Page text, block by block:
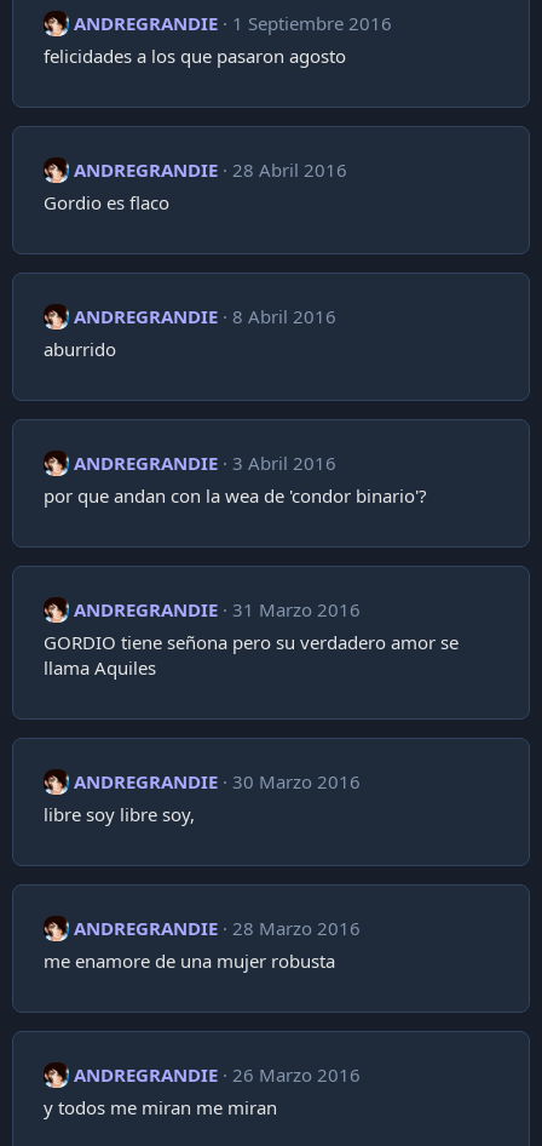
ANDREGRANDIE
1 Septiembre 2016
felicidades a los que pasaron agosto
ANDREGRANDIE 28 Abril 2016
Gordio es flaco
ANDREGRANDIE 8 Abril 2016
aburrido
ANDREGRANDIE 3 Abril 2016
por que andan con la wea de 'condor binario'?
ANDREGRANDIE 31 Marzo 2016
GORDIO tiene señona pero su verdadero amor se
llama Aquiles
ANDREGRANDIE 30 Marzo 2016
libre soy libre soy,
ANDREGRANDIE 28 Marzo 2016
me enamore de una mujer robusta
ANDREGRANDIE 26 Marzo 2016
y todos me miran me miran